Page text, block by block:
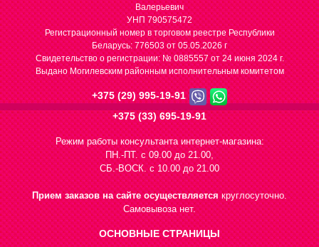
Валерьевич
УНП 790575472
Регистрационный номер в торговом реестре Республики
Беларусь: 776503 от 05.05.2026 г
Cвидетельство о регистрации: № 0885557 от 24 июня 2024 г.
Выдано Могилевским районным исполнительным комитетом
+375 (29) 995-19-91
+375 (33) 695-19-91
Режим работы консультанта интернет-магазина:
ПН.-ПТ. с 09.00 до 21.00,
СБ.-ВОСК. с 10.00 до 21.00
Прием заказов на сайте осуществляетсякруглосуточно.
Самовывоза нет.
ОСНОВНЫЕ СТРАНИЦЫ